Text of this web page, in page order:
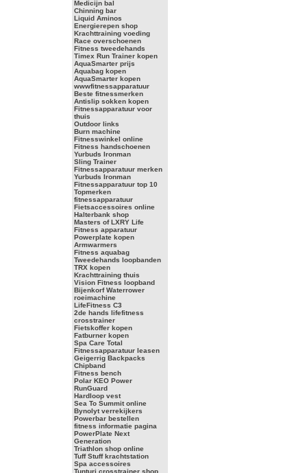
Medicijn bal
Chinning bar
Liquid Aminos
Energierepen shop
Krachttraining voeding
Race overschoenen
Fitness tweedehands
Timex Run Trainer kopen
AquaSmarter prijs
Aquabag kopen
AquaSmarter kopen
wwwfitnessapparatuur
Beste fitnessmerken
Antislip sokken kopen
Fitnessapparatuur voor
thuis
Outdoor links
Burn machine
Fitnesswinkel online
Fitness handschoenen
Yurbuds Ironman
Sling Trainer
Fitnessapparatuur merken
Yurbuds Ironman
Fitnessapparatuur top 10
Topmerken
fitnessapparatuur
Fietsaccessoires online
Halterbank shop
Masters of LXRY Life
Fitness apparatuur
Powerplate kopen
Armwarmers
Fitness aquabag
Tweedehands loopbanden
TRX kopen
Krachttraining thuis
Vision Fitness loopband
Bijenkorf Waterrower
roeimachine
LifeFitness C3
2de hands lifefitness
crosstrainer
Fietskoffer kopen
Fatburner kopen
Spa Care Total
Fitnessapparatuur leasen
Geigerrig Backpacks
Chipband
Fitness bench
Polar KEO Power
RunGuard
Hardloop vest
Sea To Summit online
Bynolyt verrekijkers
Powerbar bestellen
fitness informatie pagina
PowerPlate Next
Generation
Triathlon shop online
Tuff Stuff krachtstation
Spa accessoires
Tunturi crosstrainer shop